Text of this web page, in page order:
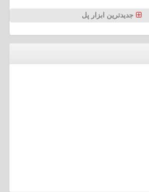
جدیدترین ابزار پل